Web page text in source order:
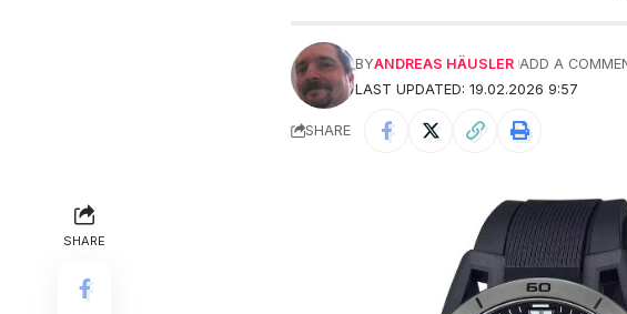
LAST UPDATED: 19.02.2026 9:57
BYANDREAS HÄUSLER ADD A
SHARE
SHARE